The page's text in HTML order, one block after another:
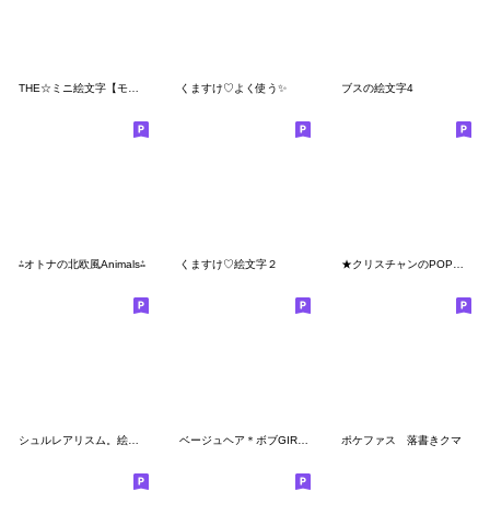
くますけ♡よく使う✨ ブスの絵文字4
⁂オトナの北欧風Animals⁂ くますけ♡絵文字２ ★クリスチャンのPOPな絵文字 2★
シュルレアリスム。絵文字 ベージュヘア＊ボブGIRL♡文字入り絵文字 ポケファス 落書きクマ